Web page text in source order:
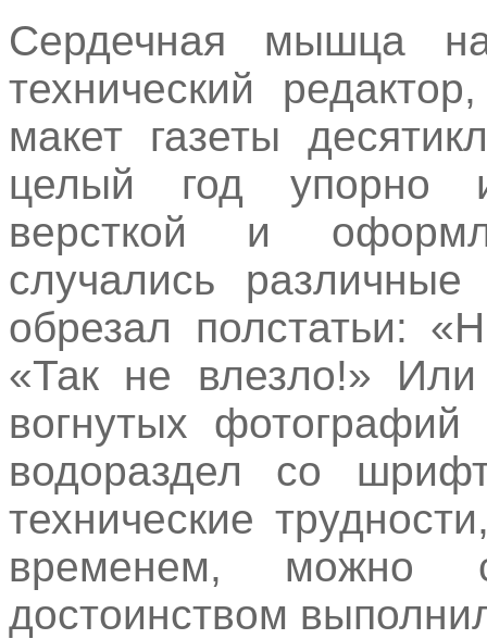
Сердечная мышца
технический
макет газеты
целый год упорно
версткой и
случались
обрезал полстатьи:
«Так не влезло!»
вогнутых
водораздел со
технические
временем, можно
достоинством